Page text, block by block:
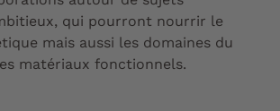
qui pourront nourrir le
mais aussi les domaines du
matériaux fonctionnels.